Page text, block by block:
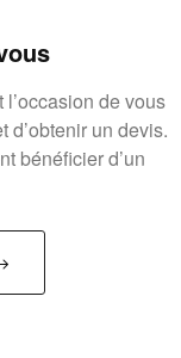
de vous
un devis.
bénéficier d’un